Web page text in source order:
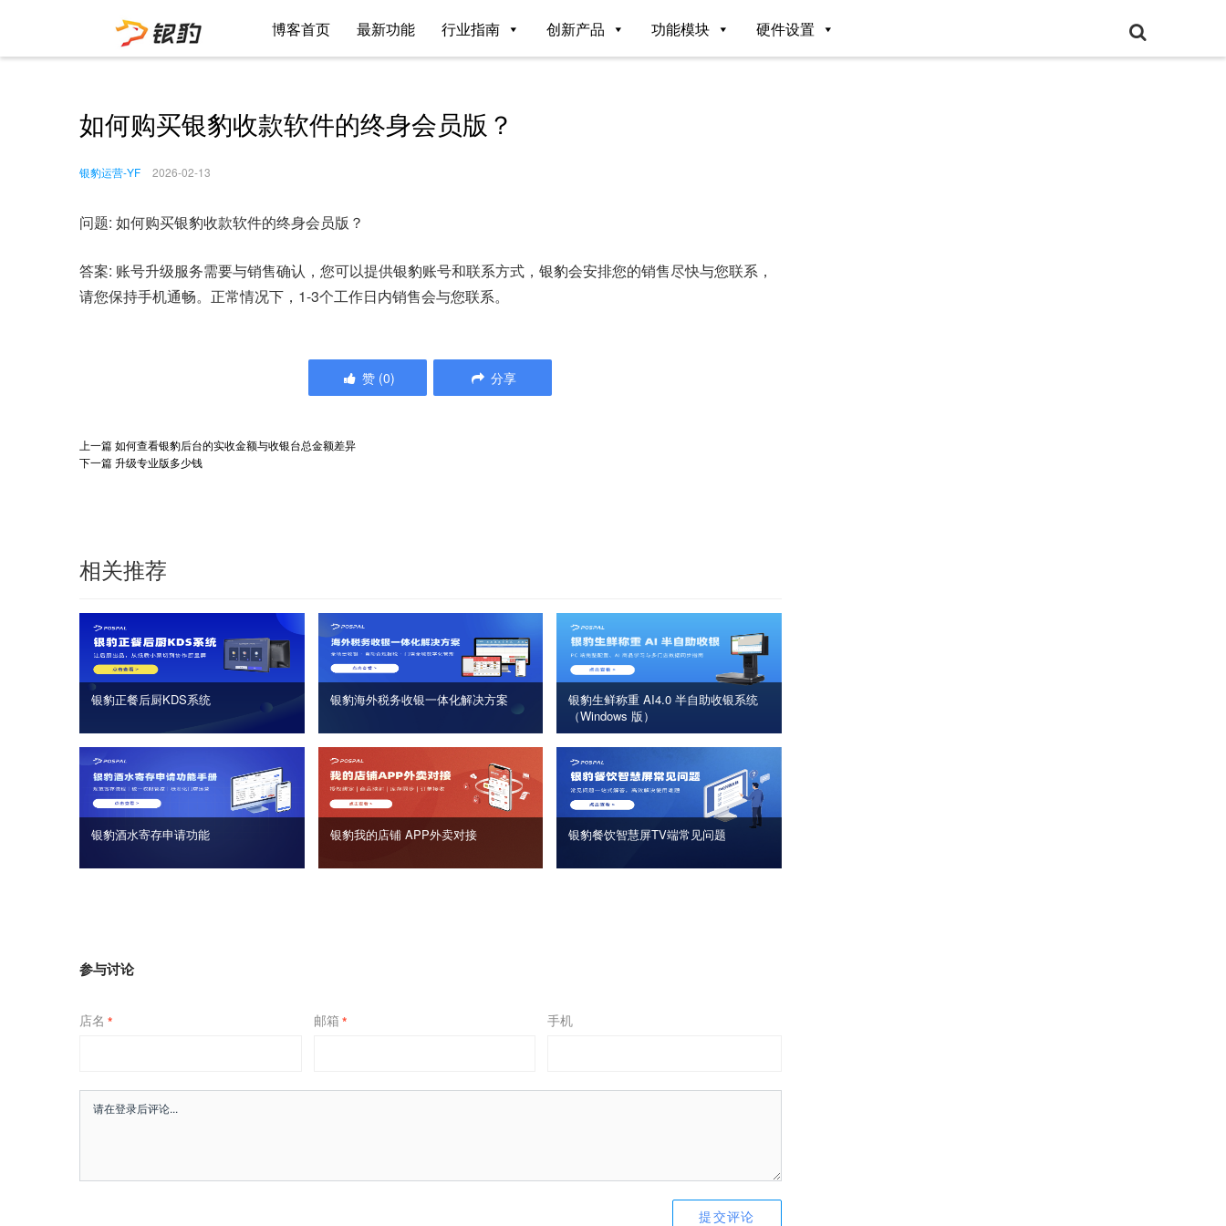
博客首页 最新功能 行业指南 创新产品 功能模块 硬件设置
如何购买银豹收款软件的终身会员版？
银豹运营-YF 2026-02-13
问题: 如何购买银豹收款软件的终身会员版？
答案: 账号升级服务需要与销售确认，您可以提供银豹账号和联系方式，银豹会安排您的销售尽快与您联系，
请您保持手机通畅。正常情况下，1-3个工作日内销售会与您联系。
赞 (0) 分享
上一篇如何查看银豹后台的实收金额与收银台总金额差异
下一篇升级专业版多少钱
相关推荐
银豹正餐后厨KDS系统 银豹海外税务收银一体化解决方案
银豹生鲜称重 AI4.0 半自助收银系统
（Windows 版）
银豹酒水寄存申请功能 银豹我的店铺 APP外卖对接 银豹餐饮智慧屏TV端常见问题
参与讨论
店名 * 邮箱 * 手机